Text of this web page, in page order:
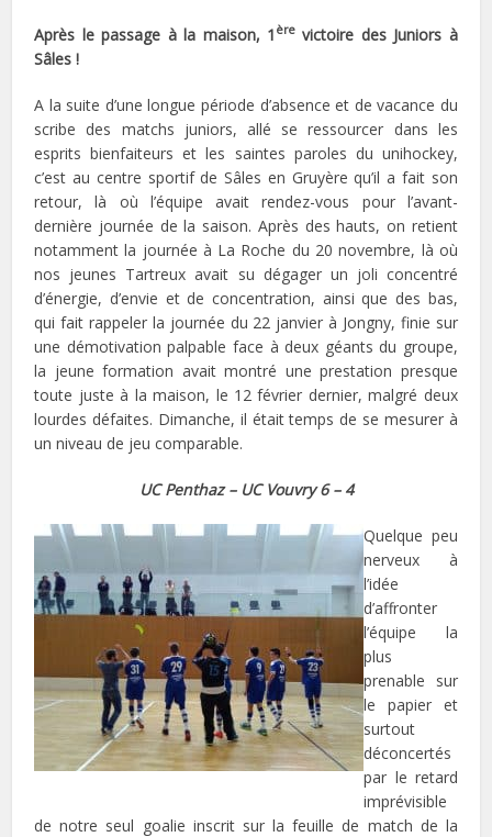
Après le passage à la maison, 1 èrevictoire des Juniors à
Sâles !
A la suite d’une longue période d’absence et de vacance du
scribe des matchs juniors, allé se ressourcer dans les
esprits bienfaiteurs et les saintes paroles du unihockey,
c’est au centre sportif de Sâles en Gruyère qu’il a fait son
retour, là où l’équipe avait rendez-vous pour l’avant-
dernière journée de la saison. Après des hauts, on retient
notamment la journée à La Roche du 20 novembre, là où
nos jeunes Tartreux avait su dégager un joli concentré
d’énergie, d’envie et de concentration, ainsi que des bas,
qui fait rappeler la journée du 22 janvier à Jongny, finie sur
une démotivation palpable face à deux géants du groupe,
la jeune formation avait montré une prestation presque
toute juste à la maison, le 12 février dernier, malgré deux
lourdes défaites. Dimanche, il était temps de se mesurer à
un niveau de jeu comparable.
UC Penthaz – UC Vouvry 6 – 4
Quelque peu
nerveux à
l’idée
d’affronter
l’équipe la
plus
prenable sur
le papier et
surtout
déconcertés
par le retard
imprévisible
de notre seul goalie inscrit sur la feuille de match de la